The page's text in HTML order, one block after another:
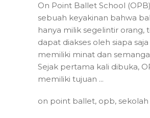
On Point Ballet School
sebuah keyakinan bahwa
hanya milik segelintir orang,
dapat diakses oleh siapa
memiliki minat dan
Sejak pertama kali dibuka,
memiliki tujuan
on point ballet, opb,